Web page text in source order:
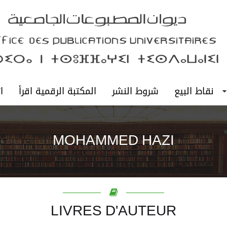
نقاط البيع شروط النشر المكتبة الرقمية اقرأ
MOHAMMED HAZI
LIVRES D'AUTEUR